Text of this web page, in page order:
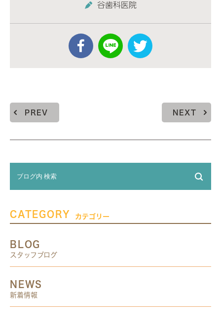
谷歯科医院
PREV NEXT
CATEGORY カテゴリー
BLOG
スタッフブログ
NEWS
新着情報